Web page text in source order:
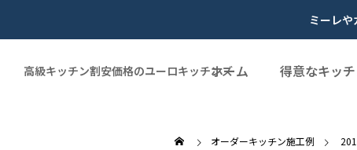
ミーレ
高級キッチン割安価格のユーロキッチンズ
ホーム 得意なキッ
オーダーキッチン施工例